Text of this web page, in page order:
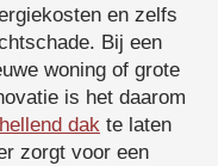
en zelfs
Bij een
woning of grote
is het daarom
dak te laten
zorgt voor een